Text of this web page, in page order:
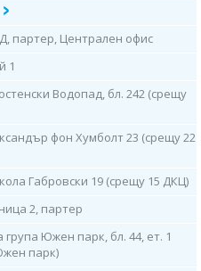
Водопад”, бл. 242 (срещу
до петък/
фон Хумболт“ 23
партер, Централен офис
1
Водопад, бл. 242 (срещу
фон Хумболт 23 (срещу 22
Габровски 19 (срещу 15 ДКЦ)
2, партер
Южен парк, бл. 44, ет. 1
парк)